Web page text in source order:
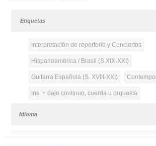
Etiquetas
Interpretación de repertorio y Conciertos
Hispanoamérica / Brasil (S.XIX-XXI)
Guitarra Española (S. XVIII-XXI)
Ins. + bajo continuo, cuerda u orquesta
Idioma